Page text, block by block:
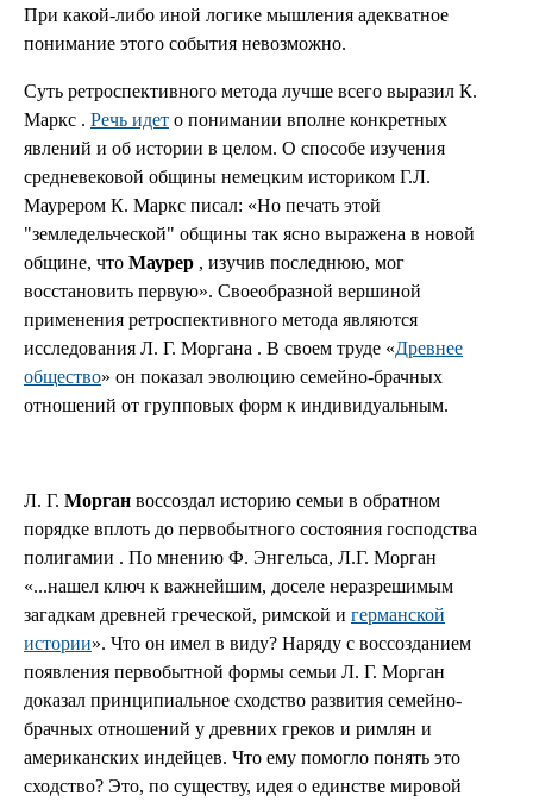
При какой-либо иной логике мышления адекватное
понимание этого события невозможно.
Суть ретроспективного метода лучше всего выразил К.
Маркс . Речь идет о понимании вполне конкретных
явлений и об истории в целом. О способе изучения
средневековой общины немецким историком Г.Л.
Маурером К. Маркс писал: «Но печать этой
"земледельческой" общины так ясно выражена в новой
общине, что Маурер , изучив последнюю, мог
восстановить первую». Своеобразной вершиной
применения ретроспективного метода являются
исследования Л. Г. Моргана . В своем труде «Древнее
общество» он показал эволюцию семейно-брачных
отношений от групповых форм к индивидуальным.
Л. Г. Морган воссоздал историю семьи в обратном
порядке вплоть до первобытного состояния господства
полигамии . По мнению Ф. Энгельса, Л.Г. Морган
«...нашел ключ к важнейшим, доселе неразрешимым
загадкам древней греческой, римской и германской
истории». Что он имел в виду? Наряду с воссозданием
появления первобытной формы семьи Л. Г. Морган
доказал принципиальное сходство развития семейно-
брачных отношений у древних греков и римлян и
американских индейцев. Что ему помогло понять это
сходство? Это, по существу, идея о единстве мировой